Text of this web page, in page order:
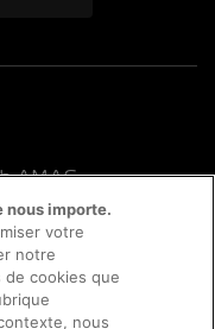
AMAG
nous importe.
votre
notre
de cookies que
nous